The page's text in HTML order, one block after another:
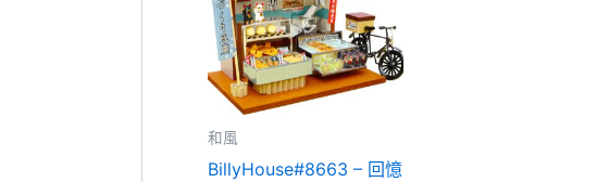
和風
BillyHouse#8663 – 回憶